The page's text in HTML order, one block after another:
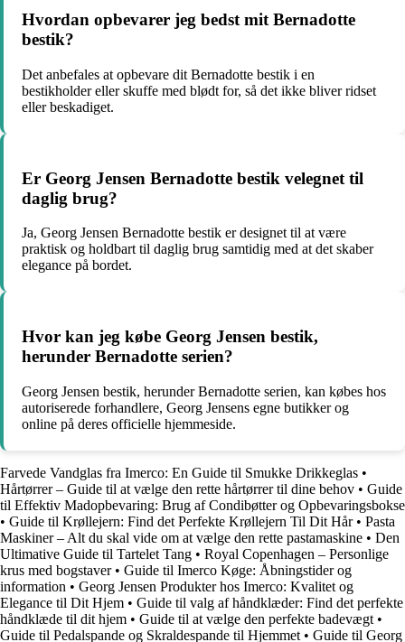
Hvordan opbevarer jeg bedst mit Bernadotte
bestik?
Det anbefales at opbevare dit Bernadotte bestik i en
bestikholder eller skuffe med blødt for, så det ikke bliver ridset
eller beskadiget.
Er Georg Jensen Bernadotte bestik velegnet til
daglig brug?
Ja, Georg Jensen Bernadotte bestik er designet til at være
praktisk og holdbart til daglig brug samtidig med at det skaber
elegance på bordet.
Hvor kan jeg købe Georg Jensen bestik,
herunder Bernadotte serien?
Georg Jensen bestik, herunder Bernadotte serien, kan købes hos
autoriserede forhandlere, Georg Jensens egne butikker og
online på deres officielle hjemmeside.
Farvede Vandglas fra Imerco: En Guide til Smukke Drikkeglas •
Hårtørrer – Guide til at vælge den rette hårtørrer til dine behov • Guide
til Effektiv Madopbevaring: Brug af Condibøtter og Opbevaringsbokse
• Guide til Krøllejern: Find det Perfekte Krøllejern Til Dit Hår• Pasta
Maskiner – Alt du skal vide om at vælge den rette pastamaskine • Den
Ultimative Guide til Tartelet Tang • Royal Copenhagen – Personlige
krus med bogstaver• Guide til Imerco Køge: Åbningstider og
information • Georg Jensen Produkter hos Imerco: Kvalitet og
Elegance til Dit Hjem • Guide til valg af håndklæder: Find det perfekte
håndklæde til dit hjem • Guide til at vælge den perfekte badevægt •
Guide til Pedalspande og Skraldespande til Hjemmet • Guide til Georg